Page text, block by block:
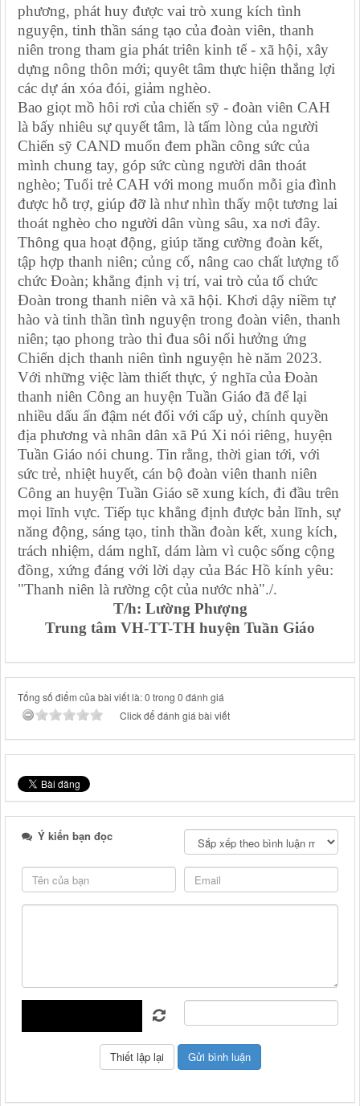
phương, phát huy được vai trò xung kích tình
nguyện, tinh thần sáng tạo của đoàn viên, thanh
niên trong tham gia phát triên kinh tế - xã hội, xây
dựng nông thôn mới; quyêt tâm thực hiện thắng lợi
các dự án xóa đói, giảm nghèo.
Bao giọt mồ hôi rơi của chiến sỹ - đoàn viên CAH
là bấy nhiêu sự quyết tâm, là tấm lòng của người
Chiến sỹ CAND muốn đem phần công sức của
mình chung tay, góp sức cùng người dân thoát
nghèo; Tuổi trẻ CAH với mong muốn mỗi gia đình
được hỗ trợ, giúp đỡ là như nhìn thấy một tương lai
thoát nghèo cho người dân vùng sâu, xa nơi đây.
Thông qua hoạt động, giúp tăng cường đoàn kết,
tập hợp thanh niên; củng cố, nâng cao chất lượng tổ
chức Đoàn; khẳng định vị trí, vai trò của tổ chức
Đoàn trong thanh niên và xã hội. Khơi dậy niềm tự
hào và tinh thần tình nguyện trong đoàn viên, thanh
niên; tạo phong trào thi đua sôi nổi hưởng ứng
Chiến dịch thanh niên tình nguyện hè năm 2023.
Với những việc làm thiết thực, ý nghĩacủa Đoàn
thanh niên Công an huyện Tuần Giáo đã để lại
nhiều dấu ấn đậm nét đối với cấp uỷ, chính quyền
địa phương và nhân dân xã Pú Xi nói riêng, huyện
Tuần Giáo nói chung. Tin rằng, thời gian tới, với
sức trẻ, nhiệt huyết, cán bộ đoàn viên thanh niên
Công an huyện Tuần Giáo sẽ xung kích, đi đầu trên
mọi lĩnh vực. Tiếp tục khẳng định được bản lĩnh, sự
năng động, sáng tạo, tinh thần đoàn kết, xung kích,
trách nhiệm, dám nghĩ, dám làm vì cuộc sống cộng
đồng, xứng đáng với lời dạy của Bác Hồ kính yêu:
"Thanh niên là rường cột của nước nhà"./.
T/h: Lường Phượng
Trung tâm VH-TT-TH huyện Tuần Giáo
Tổng số điểm của bài viết là: 0 trong 0 đánh giá
Click để đánh giá bài viết
Ý kiến bạn đọc